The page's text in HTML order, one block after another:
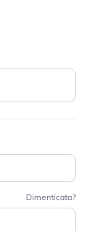
Dimenticata?